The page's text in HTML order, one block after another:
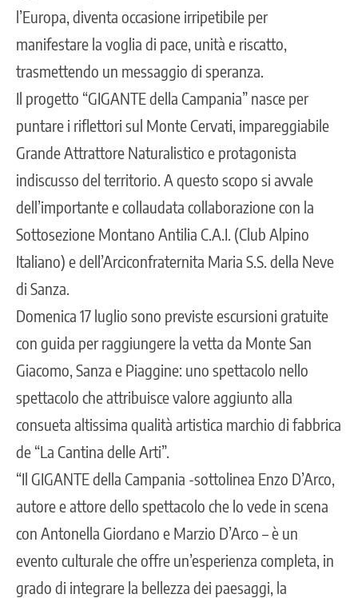
l’Europa, diventa occasione irripetibile per
manifestare la voglia di pace, unità e riscatto,
trasmettendo un messaggio di speranza.
Il progetto “GIGANTE della Campania” nasce per
puntare i riflettori sul Monte Cervati, impareggiabile
Grande Attrattore Naturalistico e protagonista
indiscusso del territorio. A questo scopo si avvale
dell’importante e collaudata collaborazione con la
Sottosezione Montano Antilia C.A.I. (Club Alpino
Italiano) e dell’Arciconfraternita Maria S.S. della Neve
di Sanza.
Domenica 17 luglio sono previste escursioni gratuite
con guida per raggiungere la vetta da Monte San
Giacomo, Sanza e Piaggine: uno spettacolo nello
spettacolo che attribuisce valore aggiunto alla
consueta altissima qualità artistica marchio di fabbrica
de “La Cantina delle Arti”.
“Il GIGANTE della Campania -sottolinea Enzo D’Arco,
autore e attore dello spettacolo che lo vede in scena
con Antonella Giordano e Marzio D’Arco – è un
evento culturale che offre un’esperienza completa, in
grado di integrare la bellezza dei paesaggi, la